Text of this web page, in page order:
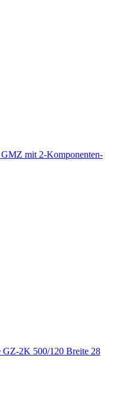
mit 2-Komponenten-
GZ-2K 500/120 Breite 28